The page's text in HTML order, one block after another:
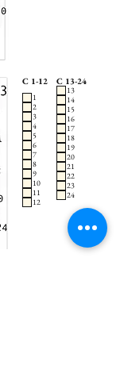
C 13-24
13
14
15
16
17
18
19
20
21
22
23
24
C 1-12
1
2
3
4
5
6
7
8
9
10
11
12